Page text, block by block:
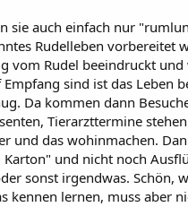
sie auch einfach nur
Rudelleben vorbereitet
vom Rudel beeindruckt und
sind ist das Leben
Da kommen dann
Tierarzttermine
und das wohinmachen.
Karton" und nicht noch
sonst irgendwas. Schön,
kennen lernen, muss aber